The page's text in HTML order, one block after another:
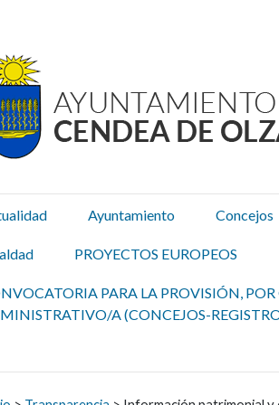
Ayuntamiento Concejos
PROYECTOS EUROPEOS
PARA LA PROVISIÓN,
A (CONCEJOS-